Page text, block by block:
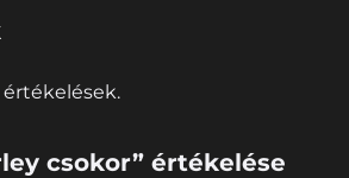
csokor” értékelése